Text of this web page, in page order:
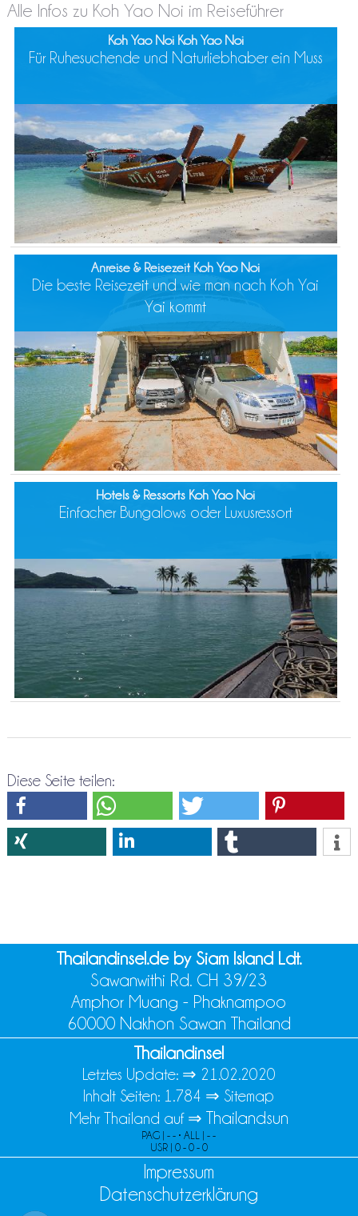
Alle Infos zu Koh Yao Noi im Reiseführer
Koh Yao Noi Koh Yao Noi
Für Ruhesuchende und Naturliebhaber ein Muss
Anreise & Reisezeit Koh Yao Noi
Die beste Reisezeit und wie man nach Koh Yai
Yai kommt
Hotels & Ressorts Koh Yao Noi
Einfacher Bungalows oder Luxusressort
Diese Seite teilen:
Thailandinsel.de by Siam Island Ldt.
Sawanwithi Rd. CH 39/23
Amphor Muang - Phaknampoo
60000 Nakhon Sawan Thailand
Thailandinsel
Letztes Update: ⇒ 21.02.2020
Inhalt Seiten: 1.784 ⇒ Sitemap
Mehr Thailand auf ⇒ Thailandsun
PAG | - - • ALL | - -
USR | 0 - 0 - 0
Impressum
Datenschutzerklärung